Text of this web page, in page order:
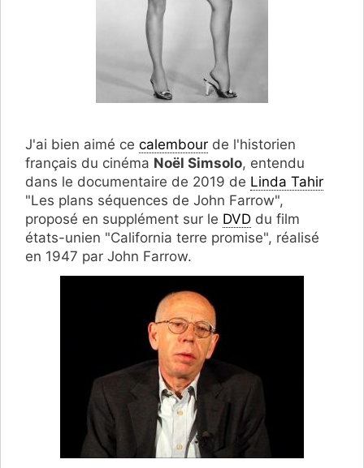
J'ai bien aimé ce calembour de l'historien
français du cinéma Noël Simsolo, entendu
dans le documentaire de 2019 de Linda Tahir
"Les plans séquences de John Farrow",
proposé en supplément sur le DVD du film
états-unien "California terre promise", réalisé
en 1947 par John Farrow.